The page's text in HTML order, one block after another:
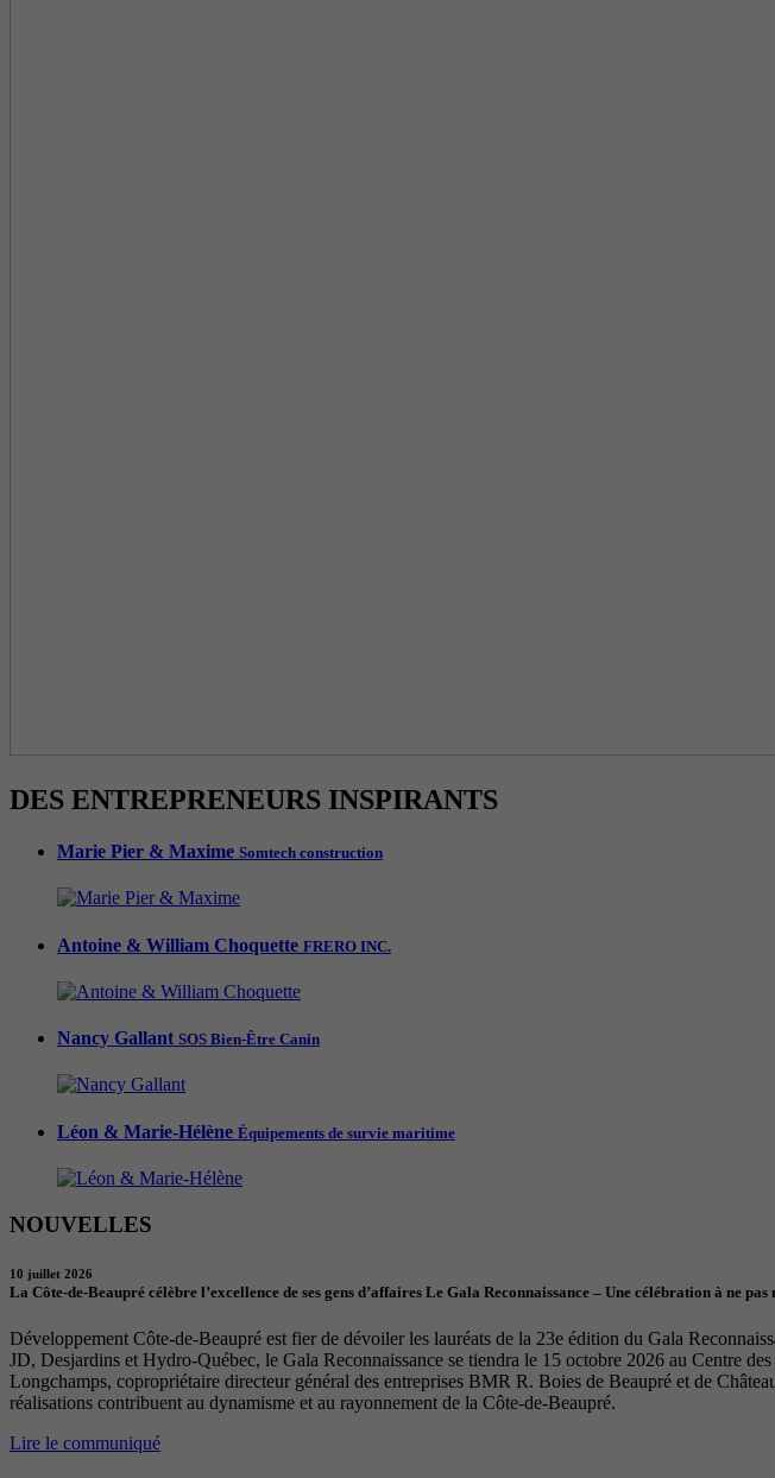
DES ENTREPRENEURS INSPIRANTS
Marie Pier & Maxime Somtech construction
Antoine & William Choquette FRERO INC.
Nancy Gallant SOS Bien-Être Canin
Léon & Marie-Hélène Équipements de survie maritime
NOUVELLES
10 juillet 2026
La Côte-de-Beaupré célèbre l’excellence de ses gens d’affaires Le Gala Reconnaissance – Une célébration à ne pas
Développement Côte-de-Beaupré est fier de dévoiler les lauréats de la 23e édition du Gala
JD, Desjardins et Hydro-Québec, le Gala Reconnaissance se tiendra le 15 octobre 2026 au Centre
Longchamps, copropriétaire directeur général des entreprises BMR R. Boies de Beaupré et de
réalisations contribuent au dynamisme et au rayonnement de la Côte-de-Beaupré.
Lire le communiqué